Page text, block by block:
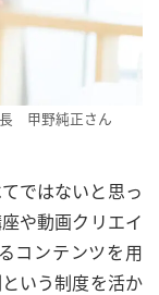
長 甲野純正さん
ではないと思っ
や動画クリエイ
コンテンツを用
いう制度を活か